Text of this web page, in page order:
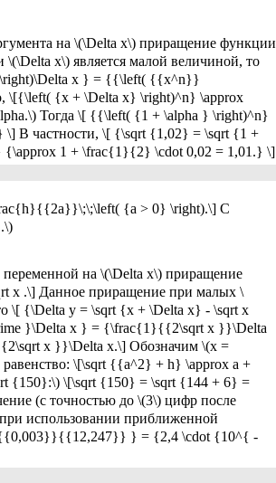
на \(\Delta x\) приращение функции
x\) является малой величиной, то
\right)\Delta x } = {{\left( {{x^n}}
\[{\left( {x + \Delta x} \right)^n} \approx
Тогда \[ {{\left( {1 + \alpha } \right)^n}
В частности, \[ {\sqrt {1,02} = \sqrt {1 +
1 + \frac{1}{2} \cdot 0,02 = 1,01.} \]
{a > 0} \right).\] С
на \(\Delta x\) приращение
x .\] Данное приращение при малых \
\[ {\Delta y = \sqrt {x + \Delta x} - \sqrt x
}\Delta x } = {\frac{1}{{2\sqrt x }}\Delta
x }}\Delta x.\] Обозначим \(x =
\[\sqrt {{a^2} + h} \approx a +
{150}:\) \[\sqrt {150} = \sqrt {144 + 6} =
(с точностью до \(3\) цифр после
использовании приближенной
} = {2,4 \cdot {10^{ -